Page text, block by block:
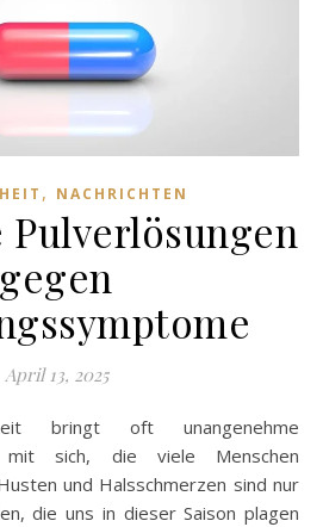
, NACHRICHTEN
gegen
April 13, 2025
mit sich, die viele Menschen
und Halsschmerzen sind nur
die uns in dieser Saison plagen